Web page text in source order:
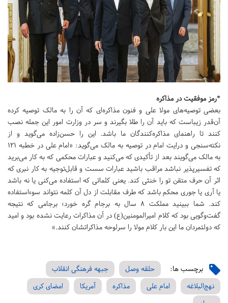
*رمز موفقیت در مذاکره
بعضی توصیه‌های مولا علی و فنون مذاکره‌ای که آن را به مالک توصیه کرده
آن‌قدر زیباست که باید آن را طلا بگیرند و سر در وزارت امور این جمله نصب
کنند تا راهنمای مذاکره‌کنندگان ما باشد. این را حسن‌زاده می‌گوید و از
نکته‌سنجی و درایت امام در توصیه به مالک می‌گوید: «امام علی در خطبه 121
به مالک می‌گویند بعد از تأکیدی که می‌کنید و عبارات محکمی که به کار می‌برید
که تفسیر‌پذیر نباشد مراقب باشید عبارات سست و قابل‌توجیه به کار نبری که
اثر آن حرف متقن تو را خنثی کند. یعنی کلماتی که استفاده می‌کنی یا نه باشد
یا آری یا جوری محکم باشد که طرف مقابلت از دل آن کلمه نتواند سوءاستفاده
کند. شما ببینید مملکت 8 سال به برجام گره خورد؛ برجامی که نتیجه
گفت‌وگویی بود که کلام امیرالمومنین(ع) در آن مذاکرات رعایت نشده بود و امید
که دولتمردان ما این بار کلام مولا را سرلوحه مذاکراتشان کنند.»
برچسب ها: حلقه وصل
جبهه فرهنگی انقلاب
نهج‌البلاغه
امام علی مذاکره آمریکا
امضای کری